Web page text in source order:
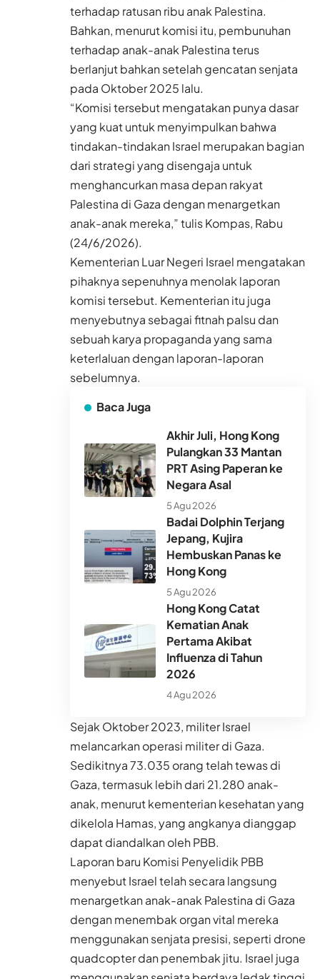
terhadap ratusan ribu anak Palestina.
Bahkan, menurut komisi itu, pembunuhan
terhadap anak-anak Palestina terus
berlanjut bahkan setelah gencatan senjata
pada Oktober 2025 lalu.
“Komisi tersebut mengatakan punya dasar
yang kuat untuk menyimpulkan bahwa
tindakan-tindakan Israel merupakan bagian
dari strategi yang disengaja untuk
menghancurkan masa depan rakyat
Palestina di Gaza dengan menargetkan
anak-anak mereka,” tulis Kompas, Rabu
(24/6/2026).
Kementerian Luar Negeri Israel mengatakan
pihaknya sepenuhnya menolak laporan
komisi tersebut. Kementerian itu juga
menyebutnya sebagai fitnah palsu dan
sebuah karya propaganda yang sama
keterlaluan dengan laporan-laporan
sebelumnya.
Baca Juga
Akhir Juli, Hong Kong
Pulangkan 33 Mantan
PRT Asing Paperan ke
Negara Asal
5 Agu 2026
Badai Dolphin Terjang
Jepang, Kujira
Hembuskan Panas ke
Hong Kong
5 Agu 2026
Hong Kong Catat
Kematian Anak
Pertama Akibat
Influenza di Tahun
2026
4 Agu 2026
Sejak Oktober 2023, militer Israel
melancarkan operasi militer di Gaza.
Sedikitnya 73.035 orang telah tewas di
Gaza, termasuk lebih dari 21.280 anak-
anak, menurut kementerian kesehatan yang
dikelola Hamas, yang angkanya dianggap
dapat diandalkan oleh PBB.
Laporan baru Komisi Penyelidik PBB
menyebut Israel telah secara langsung
menargetkan anak-anak Palestina di Gaza
dengan menembak organ vital mereka
menggunakan senjata presisi, seperti drone
quadcopter dan penembak jitu. Israel juga